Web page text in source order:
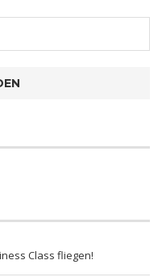
Class fliegen!